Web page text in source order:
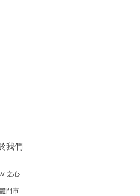
我們
之心
門市